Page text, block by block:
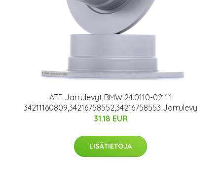
ATE Jarrulevyt BMW 24.0110-0211.1
34211160809,34216758552,34216758553 Jarrulevy
31.18 EUR
LISÄTIETOJA